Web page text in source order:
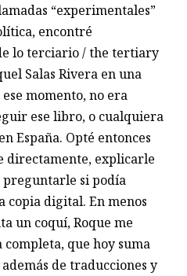
“experimentales”
encontré
lo terciario / the tertiary
Salas Rivera en una
momento, no era
ese libro, o cualquiera
España. Opté entonces
directamente, explicarle
preguntarle si podía
copia digital. En menos
un coquí, Roque me
completa, que hoy suma
de traducciones y